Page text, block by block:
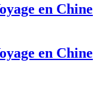
en Chine
en Chine